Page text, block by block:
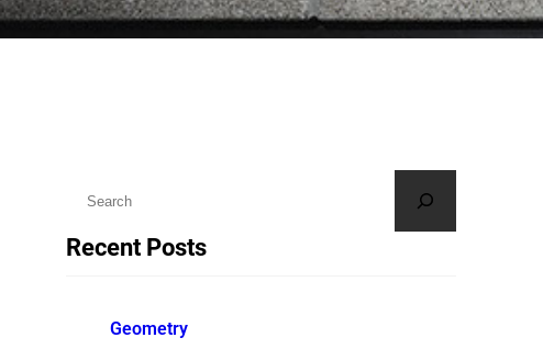
c
Recent Posts
Geometry